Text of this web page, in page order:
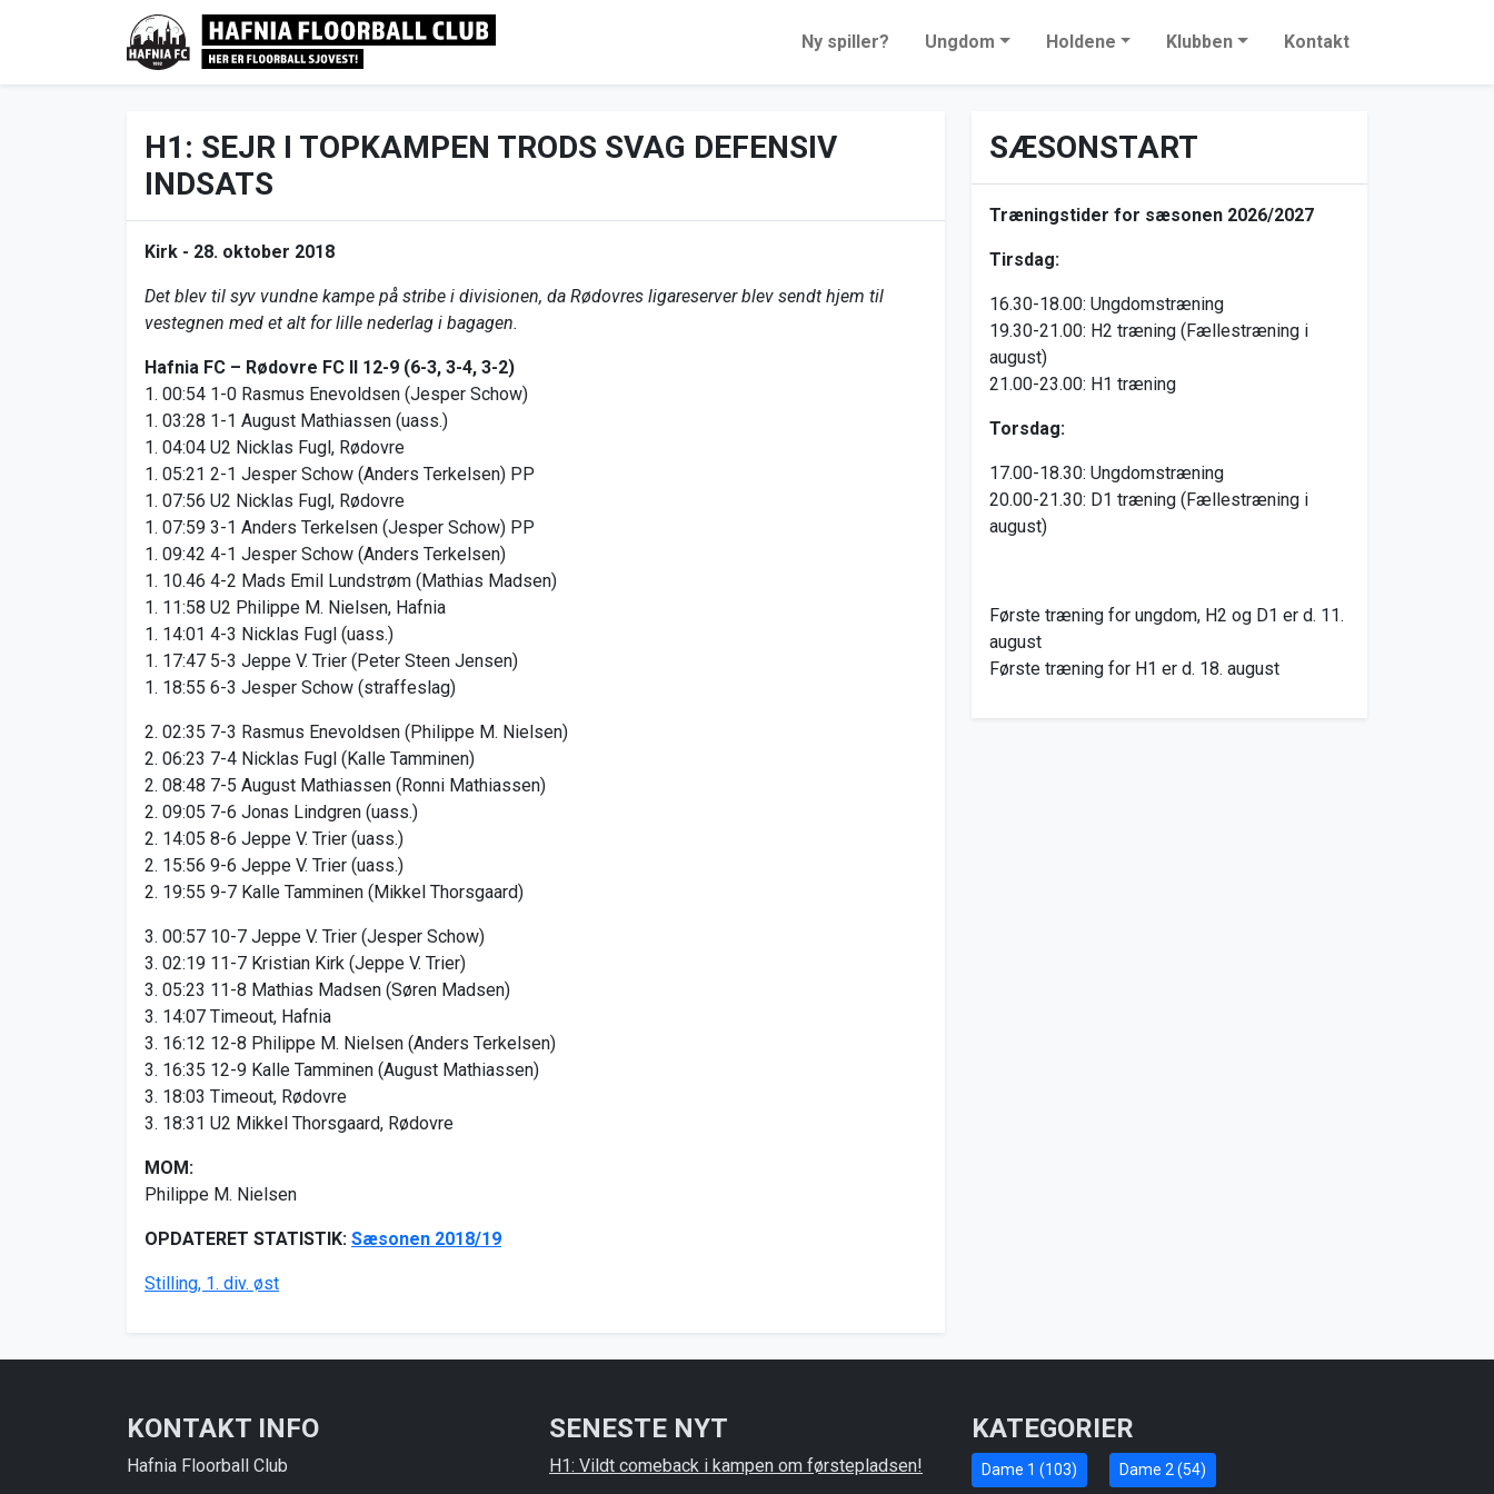
Ny spiller? Ungdom Holdene Klubben Kontakt
H1: SEJR I TOPKAMPEN TRODS SVAG DEFENSIV
INDSATS
Kirk - 28. oktober 2018
Det blev til syv vundne kampe på stribe i divisionen, da Rødovres ligareserver blev sendt hjem til
vestegnen med et alt for lille nederlag i bagagen.
Hafnia FC – Rødovre FC II 12-9 (6-3, 3-4, 3-2)
1. 00:54 1-0 Rasmus Enevoldsen (Jesper Schow)
1. 03:28 1-1 August Mathiassen (uass.)
1. 04:04 U2 Nicklas Fugl, Rødovre
1. 05:21 2-1 Jesper Schow (Anders Terkelsen) PP
1. 07:56 U2 Nicklas Fugl, Rødovre
1. 07:59 3-1 Anders Terkelsen (Jesper Schow) PP
1. 09:42 4-1 Jesper Schow (Anders Terkelsen)
1. 10.46 4-2 Mads Emil Lundstrøm (Mathias Madsen)
1. 11:58 U2 Philippe M. Nielsen, Hafnia
1. 14:01 4-3 Nicklas Fugl (uass.)
1. 17:47 5-3 Jeppe V. Trier (Peter Steen Jensen)
1. 18:55 6-3 Jesper Schow (straffeslag)
2. 02:35 7-3 Rasmus Enevoldsen (Philippe M. Nielsen)
2. 06:23 7-4 Nicklas Fugl (Kalle Tamminen)
2. 08:48 7-5 August Mathiassen (Ronni Mathiassen)
2. 09:05 7-6 Jonas Lindgren (uass.)
2. 14:05 8-6 Jeppe V. Trier (uass.)
2. 15:56 9-6 Jeppe V. Trier (uass.)
2. 19:55 9-7 Kalle Tamminen (Mikkel Thorsgaard)
3. 00:57 10-7 Jeppe V. Trier (Jesper Schow)
3. 02:19 11-7 Kristian Kirk (Jeppe V. Trier)
3. 05:23 11-8 Mathias Madsen (Søren Madsen)
3. 14:07 Timeout, Hafnia
3. 16:12 12-8 Philippe M. Nielsen (Anders Terkelsen)
3. 16:35 12-9 Kalle Tamminen (August Mathiassen)
3. 18:03 Timeout, Rødovre
3. 18:31 U2 Mikkel Thorsgaard, Rødovre
MOM:
Philippe M. Nielsen
OPDATERET STATISTIK: Sæsonen 2018/19
Stilling, 1. div. øst
SÆSONSTART
Træningstider for sæsonen 2026/2027
Tirsdag:
16.30-18.00: Ungdomstræning
19.30-21.00: H2 træning (Fællestræning i
august)
21.00-23.00: H1 træning
Torsdag:
17.00-18.30: Ungdomstræning
20.00-21.30: D1 træning (Fællestræning i
august)
Første træning for ungdom, H2 og D1 er d. 11.
august
Første træning for H1 er d. 18. august
KONTAKT INFO
Hafnia Floorball Club
SENESTE NYT
H1: Vildt comeback i kampen om førstepladsen!
KATEGORIER
Dame 1 (103) Dame 2 (54)